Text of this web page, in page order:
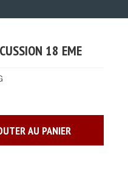
18 EME
AU PANIER